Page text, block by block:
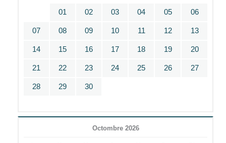
01 02 03 04 05 06
07 08 09 10 11 12 13
14 15 16 17 18 19 20
21 22 23 24 25 26 27
28 29 30
Octombre 2026